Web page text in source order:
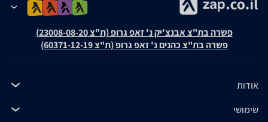
פשרה בת"צ אבנצ'יק נ' זאפ גרופ (ת"צ 23008-08-20)
פשרה בת"צ כהנים נ' זאפ גרופ (ת"צ 60371-12-19)
אודות
שימושי